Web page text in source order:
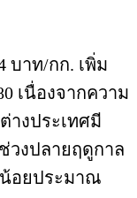
บาท/กก. เพิ่ม
เนื่องจากความ
างประเทศมี
วงปลายฤดูกาล
น้อยประมาณ